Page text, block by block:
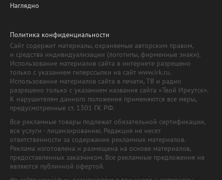
Наглядно
Политика конфиденциальности
Сайт содержит материалы, охраняемые авторским правом,
и средства индивидуализации (логотипы, фирменные знаки).
Использование материалов сайта в интернете разрешено
только с указанием гиперссылки на сайт www.irk.ru.
Использование материалов сайта в печати, ТВ и радио
разрешено только с указанием названия сайта «Твой Иркутск».
К нарушителям данного положения применяются все меры,
предусмотренные ст. 1301 ГК РФ.
Все рекламные товары подлежат обязательной сертификации,
все услуги - лицензированию. Редакция не несет
ответственности за содержание рекламных материалов.
Реклама изготовлена и размещена на основе материалов,
предоставленных заказчиком. Все рекламные предложения не
являются публичной офертой.